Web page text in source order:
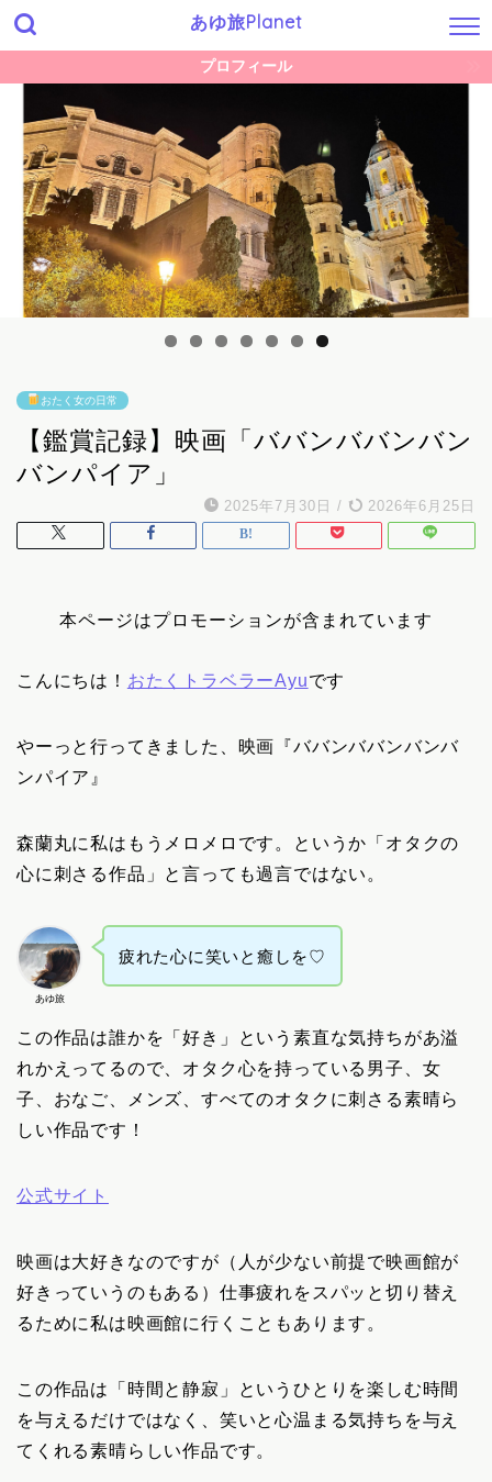
あゆ旅Planet
プロフィール
おたく女の日常
【鑑賞記録】映画「ババンババンバン
バンパイア」
2025年7月30日 / 2026年6月25日
本ページはプロモーションが含まれています
こんにちは！ おたくトラベラーAyuです
やーっと行ってきました、映画『ババンババンバンバ
ンパイア』
森蘭丸に私はもうメロメロです。というか「オタクの
心に刺さる作品」と言っても過言ではない。
あゆ旅
疲れた心に笑いと癒しを♡
この作品は誰かを「好き」という素直な気持ちがあ溢
れかえってるので、オタク心を持っている男子、女
子、おなご、メンズ、すべてのオタクに刺さる素晴ら
しい作品です！
公式サイト
映画は大好きなのですが（人が少ない前提で映画館が
好きっていうのもある）仕事疲れをスパッと切り替え
るために私は映画館に行くこともあります。
この作品は「時間と静寂」というひとりを楽しむ時間
を与えるだけではなく、笑いと心温まる気持ちを与え
てくれる素晴らしい作品です。